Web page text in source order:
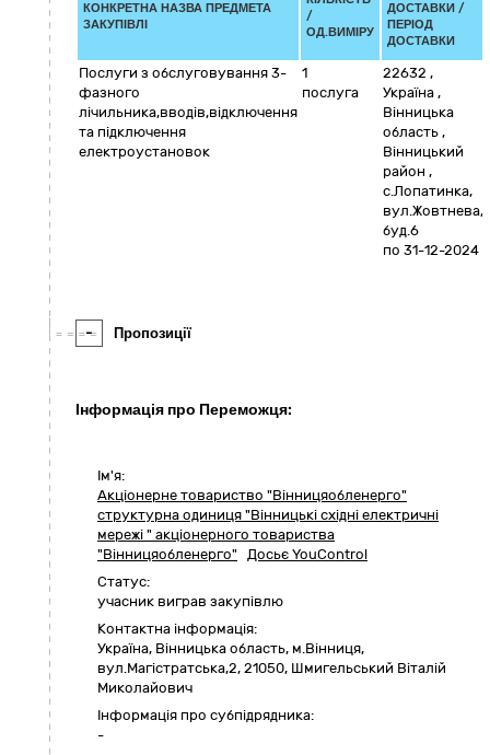
КОНКРЕТНА НАЗВА ПРЕДМЕТА
ЗАКУПІВЛІ
/
ОД.ВИМІРУ
ДОСТАВКИ /
ПЕРІОД
ДОСТАВКИ
Послуги з обслуговування 3-
фазного
лічильника,вводів,відключення
та підключення
електроустановок
1
послуга
22632 ,
Україна ,
Вінницька
область ,
Вінницький
район ,
с.Лопатинка,
вул.Жовтнева,
буд.6
по 31-12-2024
- Пропозиції
Інформація про Переможця:
Ім'я:
Акціонерне товариство "Вінницяобленерго"
структурна одиниця "Вінницькі східні електричні
мережі " акціонерного товариства
"Вінницяобленерго" Досьє YouControl
Статус:
учасник виграв закупівлю
Контактна інформація:
Україна, Вінницька область, м.Вінниця,
вул.Магістратська,2, 21050, Шмигельський Віталій
Миколайович
Інформація про субпідрядника:
-